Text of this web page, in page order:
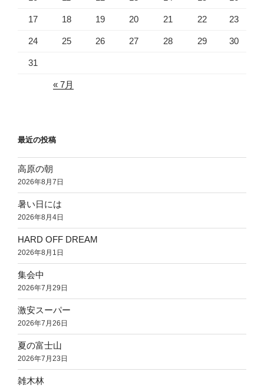
17 18 19 20 21 22 23
24 25 26 27 28 29 30
31
« 7月
最近の投稿
高原の朝
2026年8月7日
暑い日には
2026年8月4日
HARD OFF DREAM
2026年8月1日
集会中
2026年7月29日
激安スーパー
2026年7月26日
夏の富士山
2026年7月23日
雑木林